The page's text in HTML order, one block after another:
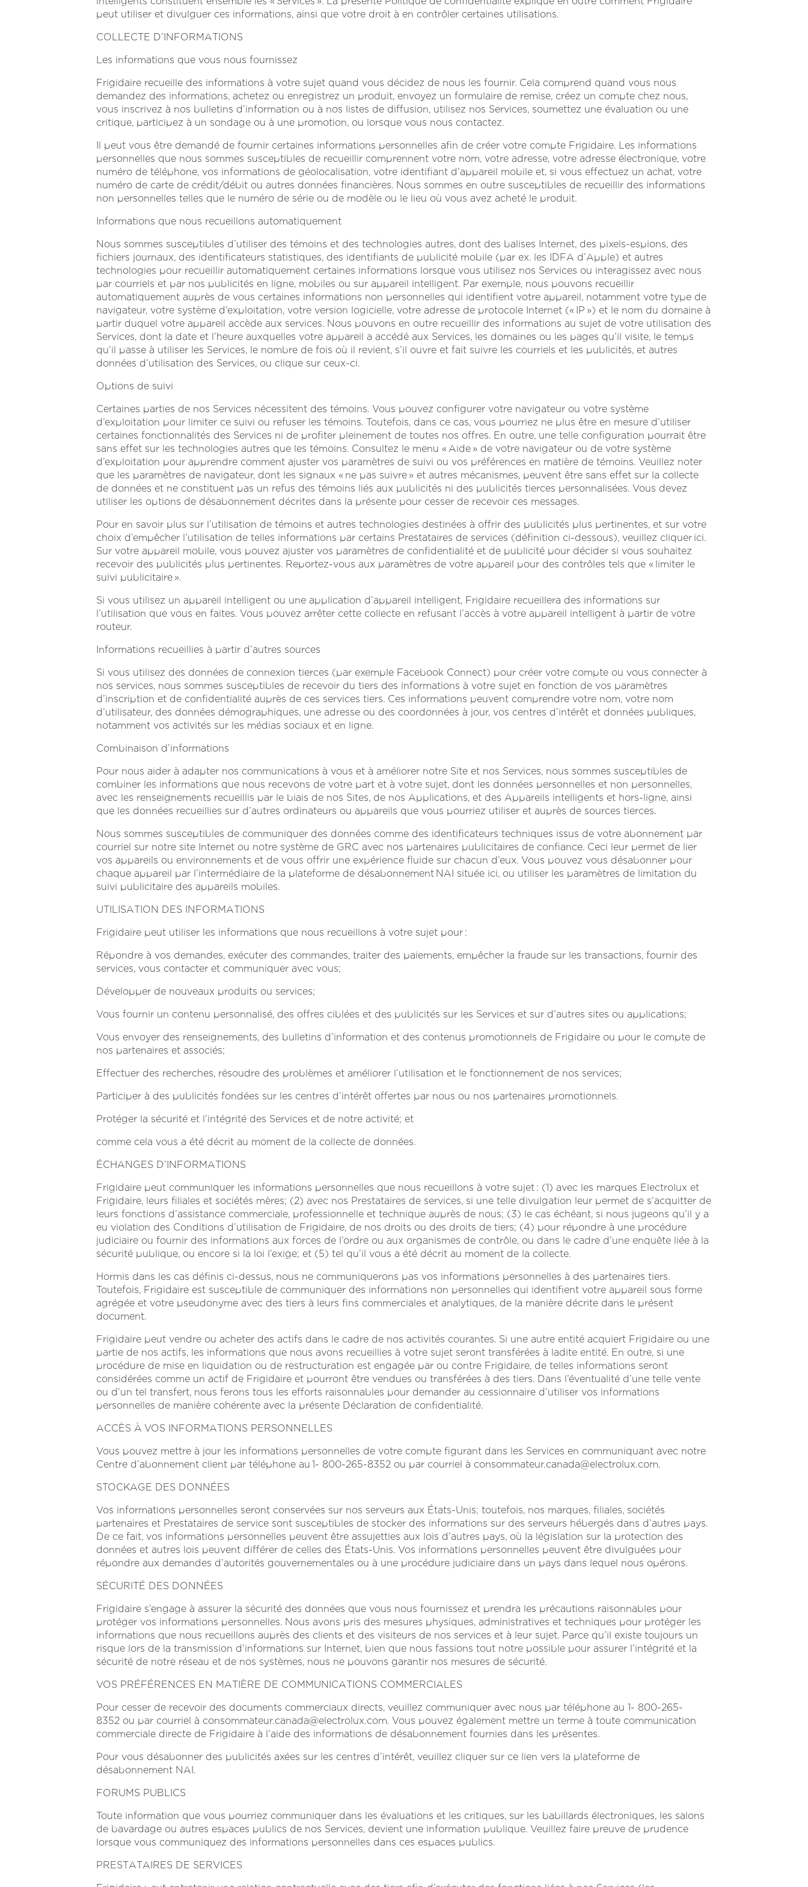
peut utiliser et divulguer ces informations, ainsi que votre droit à en contrôler certaines utilisations.
COLLECTE D’INFORMATIONS
Les informations que vous nous fournissez
Frigidaire recueille des informations à votre sujet quand vous décidez de nous les fournir. Cela comprend quand vous nous
demandez des informations, achetez ou enregistrez un produit, envoyez un formulaire de remise, créez un compte chez nous,
vous inscrivez à nos bulletins d’information ou à nos listes de diffusion, utilisez nos Services, soumettez une évaluation ou une
critique, participez à un sondage ou à une promotion, ou lorsque vous nous contactez.
Il peut vous être demandé de fournir certaines informations personnelles afin de créer votre compte Frigidaire. Les informations
personnelles que nous sommes susceptibles de recueillir comprennent votre nom, votre adresse, votre adresse électronique, votre
numéro de téléphone, vos informations de géolocalisation, votre identifiant d’appareil mobile et, si vous effectuez un achat, votre
numéro de carte de crédit/débit ou autres données financières. Nous sommes en outre susceptibles de recueillir des informations
non personnelles telles que le numéro de série ou de modèle ou le lieu où vous avez acheté le produit.
Informations que nous recueillons automatiquement
Nous sommes susceptibles d’utiliser des témoins et des technologies autres, dont des balises Internet, des pixels-espions, des
fichiers journaux, des identificateurs statistiques, des identifiants de publicité mobile (par ex. les IDFA d’Apple) et autres
technologies pour recueillir automatiquement certaines informations lorsque vous utilisez nos Services ou interagissez avec nous
par courriels et par nos publicités en ligne, mobiles ou sur appareil intelligent. Par exemple, nous pouvons recueillir
automatiquement auprès de vous certaines informations non personnelles qui identifient votre appareil, notamment votre type de
navigateur, votre système d’exploitation, votre version logicielle, votre adresse de protocole Internet (« IP ») et le nom du domaine à
partir duquel votre appareil accède aux services. Nous pouvons en outre recueillir des informations au sujet de votre utilisation des
Services, dont la date et l’heure auxquelles votre appareil a accédé aux Services, les domaines ou les pages qu’il visite, le temps
qu’il passe à utiliser les Services, le nombre de fois où il revient, s’il ouvre et fait suivre les courriels et les publicités, et autres
données d’utilisation des Services, ou clique sur ceux-ci.
Options de suivi
Certaines parties de nos Services nécessitent des témoins. Vous pouvez configurer votre navigateur ou votre système
d’exploitation pour limiter ce suivi ou refuser les témoins. Toutefois, dans ce cas, vous pourriez ne plus être en mesure d’utiliser
certaines fonctionnalités des Services ni de profiter pleinement de toutes nos offres. En outre, une telle configuration pourrait être
sans effet sur les technologies autres que les témoins. Consultez le menu « Aide » de votre navigateur ou de votre système
d’exploitation pour apprendre comment ajuster vos paramètres de suivi ou vos préférences en matière de témoins. Veuillez noter
que les paramètres de navigateur, dont les signaux « ne pas suivre » et autres mécanismes, peuvent être sans effet sur la collecte
de données et ne constituent pas un refus des témoins liés aux publicités ni des publicités tierces personnalisées. Vous devez
utiliser les options de désabonnement décrites dans la présente pour cesser de recevoir ces messages.
Pour en savoir plus sur l’utilisation de témoins et autres technologies destinées à offrir des publicités plus pertinentes, et sur votre
choix d’empêcher l’utilisation de telles informations par certains Prestataires de services (définition ci-dessous), veuillez cliquer ici.
Sur votre appareil mobile, vous pouvez ajuster vos paramètres de confidentialité et de publicité pour décider si vous souhaitez
recevoir des publicités plus pertinentes. Reportez-vous aux paramètres de votre appareil pour des contrôles tels que « limiter le
suivi publicitaire ».
Si vous utilisez un appareil intelligent ou une application d’appareil intelligent, Frigidaire recueillera des informations sur
l’utilisation que vous en faites. Vous pouvez arrêter cette collecte en refusant l’accès à votre appareil intelligent à partir de votre
routeur.
Informations recueillies à partir d’autres sources
Si vous utilisez des données de connexion tierces (par exemple Facebook Connect) pour créer votre compte ou vous connecter à
nos services, nous sommes susceptibles de recevoir du tiers des informations à votre sujet en fonction de vos paramètres
d’inscription et de confidentialité auprès de ces services tiers. Ces informations peuvent comprendre votre nom, votre nom
d’utilisateur, des données démographiques, une adresse ou des coordonnées à jour, vos centres d’intérêt et données publiques,
notamment vos activités sur les médias sociaux et en ligne.
Combinaison d’informations
Pour nous aider à adapter nos communications à vous et à améliorer notre Site et nos Services, nous sommes susceptibles de
combiner les informations que nous recevons de votre part et à votre sujet, dont les données personnelles et non personnelles,
avec les renseignements recueillis par le biais de nos Sites, de nos Applications, et des Appareils intelligents et hors-ligne, ainsi
que les données recueillies sur d’autres ordinateurs ou appareils que vous pourriez utiliser et auprès de sources tierces.
Nous sommes susceptibles de communiquer des données comme des identificateurs techniques issus de votre abonnement par
courriel sur notre site Internet ou notre système de GRC avec nos partenaires publicitaires de confiance. Ceci leur permet de lier
vos appareils ou environnements et de vous offrir une expérience fluide sur chacun d’eux. Vous pouvez vous désabonner pour
chaque appareil par l’intermédiaire de la plateforme de désabonnement NAI située ici, ou utiliser les paramètres de limitation du
suivi publicitaire des appareils mobiles.
UTILISATION DES INFORMATIONS
Frigidaire peut utiliser les informations que nous recueillons à votre sujet pour :
Répondre à vos demandes, exécuter des commandes, traiter des paiements, empêcher la fraude sur les transactions, fournir des
services, vous contacter et communiquer avec vous;
Développer de nouveaux produits ou services;
Vous fournir un contenu personnalisé, des offres ciblées et des publicités sur les Services et sur d’autres sites ou applications;
Vous envoyerdes renseignements, des bulletins d’information et des contenus promotionnels de Frigidaire ou pour le compte de
nos partenaires et associés;
Effectuer des recherches, résoudre des problèmes et améliorer l’utilisation et le fonctionnement de nos services;
Participer à des publicités fondées sur les centres d’intérêt offertes par nous ou nos partenaires promotionnels.
Protéger la sécurité et l’intégrité des Services et de notre activité; et
commecela vous a été décrit au moment de la collecte de données.
ÉCHANGES D’INFORMATIONS
Frigidaire peut communiquer les informations personnelles que nous recueillons à votre sujet : (1) avec les marques Electrolux et
Frigidaire, leurs filiales et sociétés mères; (2) avec nos Prestataires de services, si une telle divulgation leur permet de s’acquitter de
leurs fonctions d’assistance commerciale, professionnelle et technique auprès de nous; (3) le cas échéant, si nous jugeons qu’il y a
eu violation des Conditions d’utilisation de Frigidaire, de nos droits ou des droits de tiers; (4) pour répondre à une procédure
judiciaire ou fournir des informations aux forces de l’ordre ou aux organismes de contrôle, ou dans le cadre d’une enquête liée à la
sécurité publique, ou encore si la loi l’exige; et (5) tel qu’il vous a été décrit au moment de la collecte.
Hormis dans les cas définis ci-dessus, nous ne communiquerons pas vos informations personnelles à des partenaires tiers.
Toutefois, Frigidaire est susceptible de communiquer des informations non personnelles qui identifient votre appareil sous forme
agrégée et votre pseudonyme avec des tiers à leurs fins commerciales et analytiques, de la manière décrite dans le présent
document.
Frigidaire peut vendre ou acheter des actifs dans le cadre de nos activités courantes. Si une autre entité acquiert Frigidaire ou une
partie de nos actifs, les informations que nous avons recueillies à votre sujet seront transférées à ladite entité. En outre, si une
procédure de mise en liquidation ou de restructuration est engagée par ou contre Frigidaire, de telles informations seront
considérées comme un actif de Frigidaire et pourront être vendues ou transférées à des tiers. Dans l’éventualité d’une telle vente
ou d’un tel transfert, nous ferons tous les efforts raisonnables pour demander au cessionnaire d’utiliser vos informations
personnelles de manière cohérente avec la présente Déclaration de confidentialité.
ACCÈS À VOS INFORMATIONS PERSONNELLES
Vous pouvez mettre à jour les informations personnelles de votre compte figurant dans les Services en communiquant avec notre
Centre d’abonnement client par téléphone au 1- 800-265-8352 ou par courriel à consommateur.canada@electrolux.com.
STOCKAGE DES DONNÉES
Vos informations personnelles seront conservées sur nos serveurs aux États-Unis; toutefois, nos marques, filiales, sociétés
partenaires et Prestataires de service sont susceptibles de stocker des informations sur des serveurs hébergés dans d’autres pays.
De ce fait, vos informations personnelles peuvent être assujetties aux lois d’autres pays, où la législation sur la protection des
données et autres lois peuvent différer de celles des États-Unis. Vos informations personnelles peuvent être divulguées pour
répondre aux demandes d’autorités gouvernementales ou à une procédure judiciaire dans un pays dans lequel nous opérons.
SÉCURITÉ DES DONNÉES
Frigidaire s’engage à assurer la sécurité des données que vous nous fournissez et prendra les précautions raisonnables pour
protéger vos informations personnelles. Nous avons pris des mesures physiques, administratives et techniques pour protéger les
informations que nous recueillons auprès des clients et des visiteurs de nos services et à leur sujet. Parce qu’il existe toujours un
risque lors de la transmission d’informations sur Internet, bien que nous fassions tout notre possible pour assurer l’intégrité et la
sécurité de notre réseau et de nos systèmes, nous ne pouvons garantir nos mesures de sécurité.
VOS PRÉFÉRENCES EN MATIÈRE DE COMMUNICATIONS COMMERCIALES
Pour cesser de recevoir des documents commerciaux directs, veuillez communiquer avec nous par téléphone au 1- 800-265-
8352 ou par courriel à consommateur.canada@electrolux.com. Vous pouvez également mettre un terme à toute communication
commerciale directe de Frigidaire à l’aide des informations de désabonnement fournies dans les présentes.
Pour vous désabonner des publicités axées sur les centres d’intérêt, veuillez cliquer sur ce lien vers la plateforme de
désabonnement NAI.
FORUMS PUBLICS
Toute information que vous pourriez communiquer dans les évaluations et les critiques, sur les babillards électroniques, les salons
de bavardage ou autres espaces publics de nos Services, devient une information publique. Veuillez faire preuve de prudence
lorsque vous communiquez des informations personnelles dans ces espaces publics.
PRESTATAIRES DE SERVICES